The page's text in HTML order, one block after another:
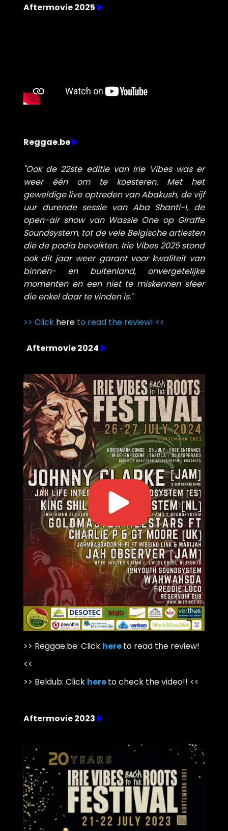
Aftermovie 2025▶️
Reggae.be▶️
"Ook de 22ste editie van Irie Vibes was er
weer één om te koesteren. Met het
geweldige live optreden van Abakush, de vijf
uur durende sessie van Aba Shanti-I, de
open-air show van Wassie One op Giraffe
Soundsystem, tot de vele Belgische artiesten
die de podia bevolkten. Irie Vibes 2025 stond
ook dit jaar weer garant voor kwaliteit van
binnen- en buitenland, onvergetelijke
momenten en een niet te miskennen sfeer
die enkel daar te vinden is."
>> Click here to read the review! <<
Aftermovie 2024▶️
>> Reggae.be: Click hereto read the review!
<<
>> Beldub: Click hereto check the video!! <<
Aftermovie 2023▶️